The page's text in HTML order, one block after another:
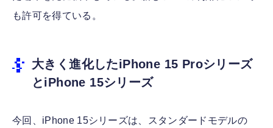
も許可を得ている。
大きく進化したiPhone 15 Proシリーズ
とiPhone 15シリーズ
今回、iPhone 15シリーズは、スタンダードモデルの